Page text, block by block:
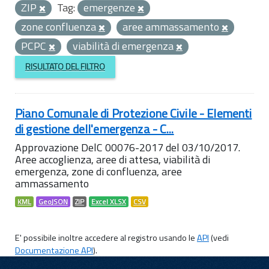
ZIP
Tag: emergenze
zone confluenza
aree ammassamento
PCPC
viabilità di emergenza
RISULTATO DEL FILTRO
Piano Comunale di Protezione Civile - Elementi
di gestione dell'emergenza - C...
Approvazione DelC 00076-2017 del 03/10/2017.
Aree accoglienza, aree di attesa, viabilità di
emergenza, zone di confluenza, aree
ammassamento
KML GeoJSON ZIP Excel XLSX CSV
E' possibile inoltre accedere al registro usando leAPI(vedi
Documentazione API).